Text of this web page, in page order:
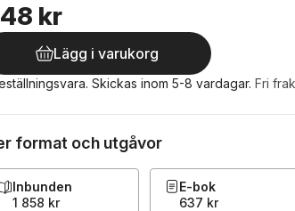
kr
Lägg i varukorg
Skickas inom 5-8 vardagar. Fri
format och utgåvor
Inbunden
1 858 kr
E-bok
637 kr